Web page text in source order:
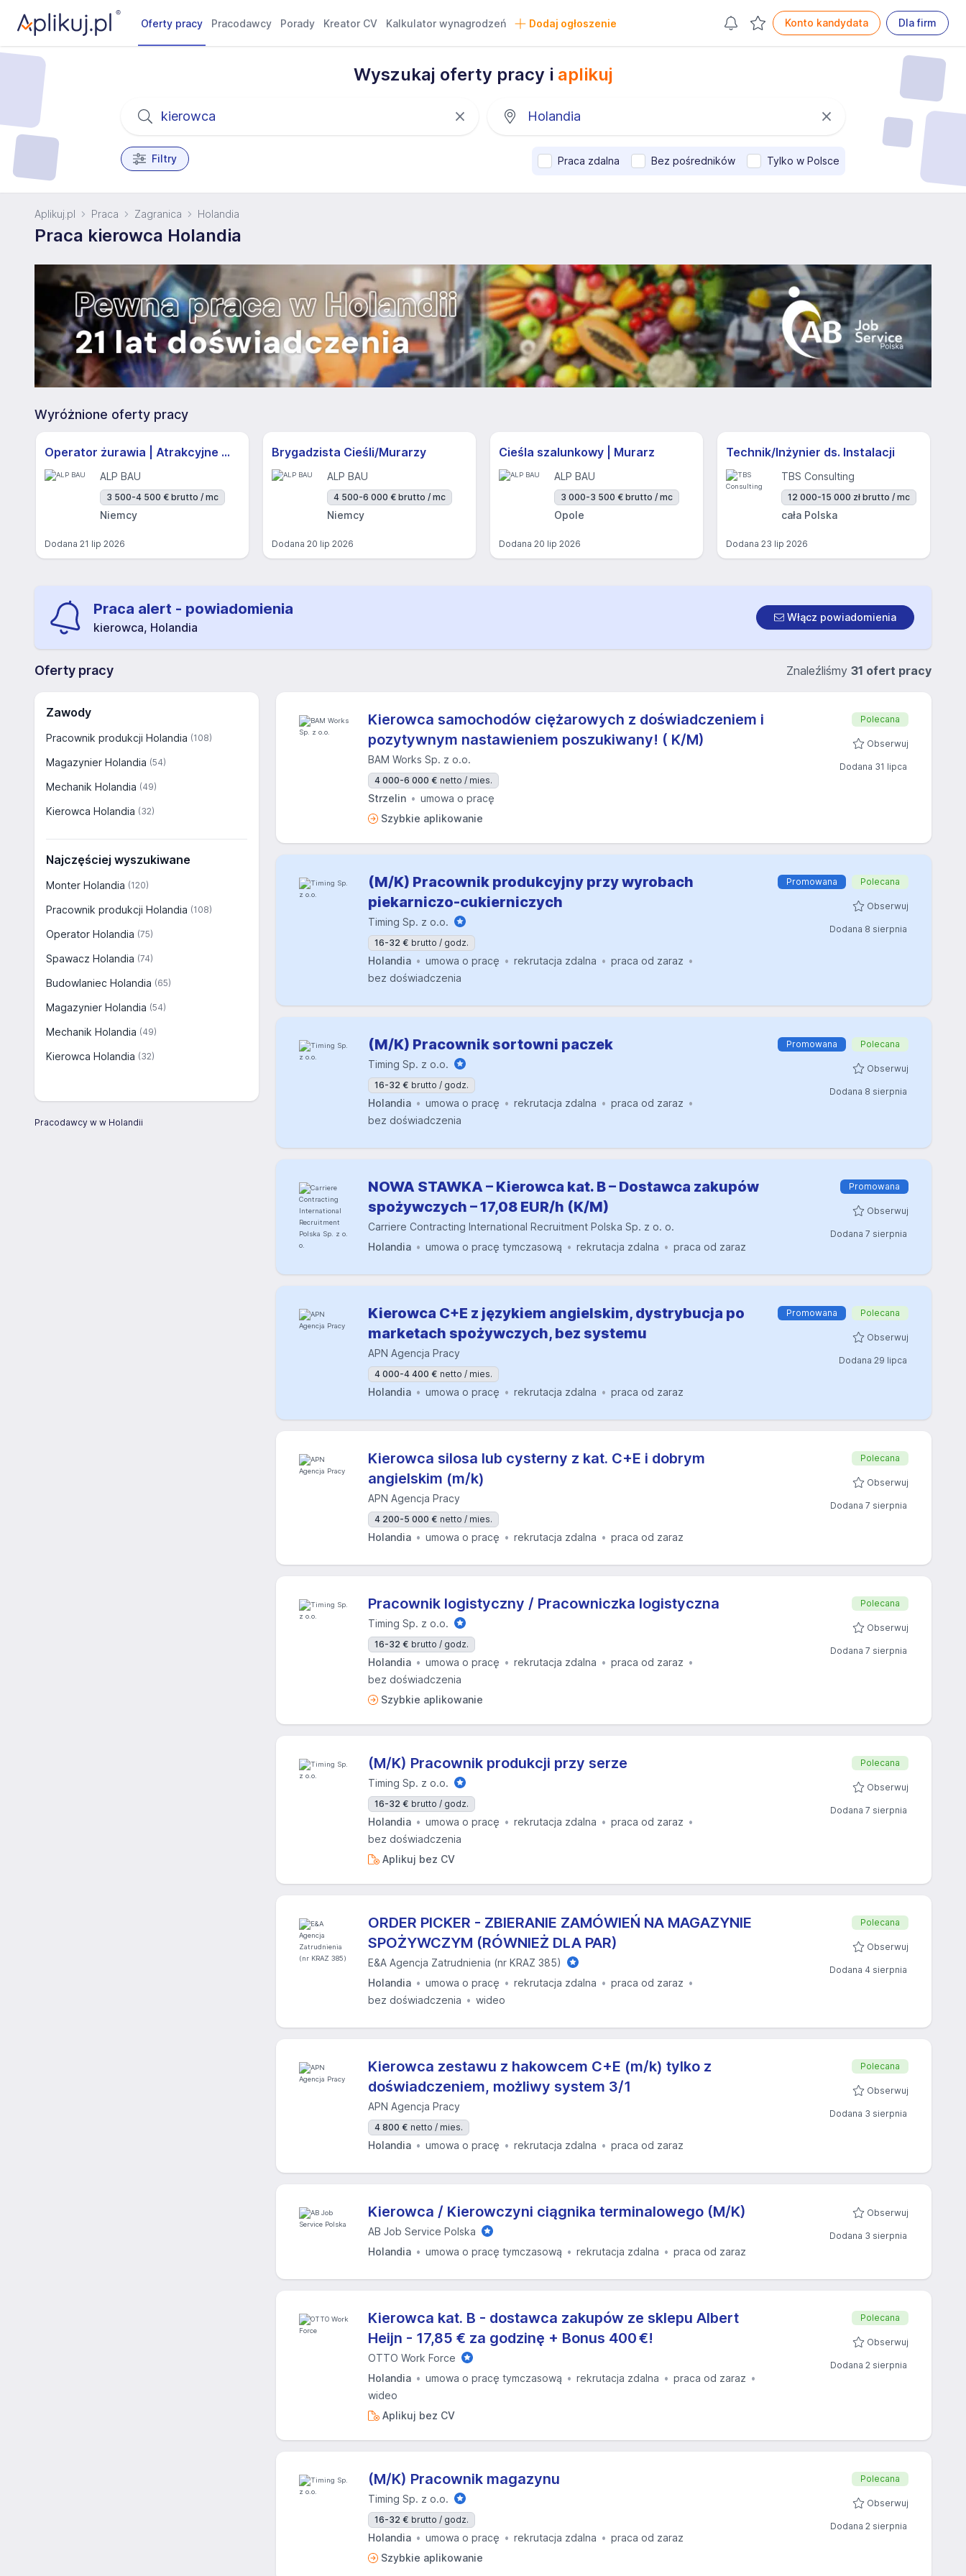
Oferty pracy Pracodawcy Porady Kreator CV Kalkulator wynagrodzeń Dodaj ogłoszenie Konto kandydata Dla firm
Wyszukaj oferty pracy i aplikuj
Filtry Praca zdalna Bez pośredników Tylko w Polsce
Aplikuj.pl Praca Zagranica Holandia
Praca kierowca Holandia
Wyróżnione oferty pracy
Operator żurawia | Atrakcyjne Warunki
ALP BAU
3 500-4 500 € brutto / mc
Niemcy
Dodana 21 lip 2026
Brygadzista Cieśli/Murarzy
ALP BAU
4 500-6 000 € brutto / mc
Niemcy
Dodana 20 lip 2026
Cieśla szalunkowy | Murarz
ALP BAU
3 000-3 500 € brutto / mc
Opole
Dodana 20 lip 2026
Technik/Inżynier ds. Instalacji
TBS Consulting
12 000-15 000 zł brutto / mc
cała Polska
Dodana 23 lip 2026
Praca alert - powiadomienia
kierowca, Holandia
Włącz powiadomienia
Oferty pracy Znaleźliśmy 31 ofert pracy
Zawody
Pracownik produkcji Holandia (108)
Magazynier Holandia (54)
Mechanik Holandia (49)
Kierowca Holandia (32)
Najczęściej wyszukiwane
Monter Holandia (120)
Pracownik produkcji Holandia (108)
Operator Holandia (75)
Spawacz Holandia (74)
Budowlaniec Holandia (65)
Magazynier Holandia (54)
Mechanik Holandia (49)
Kierowca Holandia (32)
Pracodawcy w w Holandii
Kierowca samochodów ciężarowych z doświadczeniem i
pozytywnym nastawieniem poszukiwany! ( K/M)
BAM Works Sp. z o.o.
4 000-6 000 € netto / mies.
Strzelin
umowa o pracę
Szybkie aplikowanie
Polecana
Obserwuj
Dodana 31 lipca
(M/K) Pracownik produkcyjny przy wyrobach
piekarniczo-cukierniczych
Timing Sp. z o.o.
16-32 € brutto / godz.
Holandia umowa o pracę rekrutacja zdalna
praca od zaraz
bez doświadczenia
Promowana Polecana
Obserwuj
Dodana 8 sierpnia
(M/K) Pracownik sortowni paczek
Timing Sp. z o.o.
16-32 € brutto / godz.
Holandia umowa o pracę rekrutacja zdalna
praca od zaraz
bez doświadczenia
Promowana Polecana
Obserwuj
Dodana 8 sierpnia
NOWA STAWKA – Kierowca kat. B – Dostawca zakupów
spożywczych – 17,08 EUR/h (K/M)
Carriere Contracting International Recruitment Polska Sp. z o. o.
Holandia
umowa o pracę tymczasową rekrutacja zdalna praca od zaraz
Promowana
Obserwuj
Dodana 7 sierpnia
Kierowca C+E z językiem angielskim, dystrybucja po
marketach spożywczych, bez systemu
APN Agencja Pracy
4 000-4 400 € netto / mies.
Holandia umowa o pracę rekrutacja zdalna praca od zaraz
Promowana Polecana
Obserwuj
Dodana 29 lipca
Kierowca silosa lub cysterny z kat. C+E i dobrym
angielskim (m/k)
APN Agencja Pracy
4 200-5 000 € netto / mies.
Holandia umowa o pracę rekrutacja zdalna praca od zaraz
Polecana
Obserwuj
Dodana 7 sierpnia
Pracownik logistyczny / Pracowniczka logistyczna
Timing Sp. z o.o.
16-32 € brutto / godz.
Holandia umowa o pracę rekrutacja zdalna
praca od zaraz
bez doświadczenia
Szybkie aplikowanie
Polecana
Obserwuj
Dodana 7 sierpnia
(M/K) Pracownik produkcji przy serze
Timing Sp. z o.o.
16-32 € brutto / godz.
Holandia umowa o pracę rekrutacja zdalna
praca od zaraz
bez doświadczenia
Aplikuj bez CV
Polecana
Obserwuj
Dodana 7 sierpnia
ORDER PICKER - ZBIERANIE ZAMÓWIEŃ NA MAGAZYNIE
SPOŻYWCZYM (RÓWNIEŻ DLA PAR)
E&A Agencja Zatrudnienia (nr KRAZ 385)
Holandia
umowa o pracę rekrutacja zdalna
praca od zaraz
bez doświadczenia
wideo
Polecana
Obserwuj
Dodana 4 sierpnia
Kierowca zestawu z hakowcem C+E (m/k) tylko z
doświadczeniem, możliwy system 3/1
APN Agencja Pracy
4 800 € netto / mies.
Holandia umowa o pracę rekrutacja zdalna praca od zaraz
Polecana
Obserwuj
Dodana 3 sierpnia
Kierowca / Kierowczyni ciągnika terminalowego (M/K)
AB Job Service Polska
Holandia
umowa o pracę tymczasową rekrutacja zdalna praca od zaraz
Obserwuj
Dodana 3 sierpnia
Kierowca kat. B - dostawca zakupów ze sklepu Albert
Heijn - 17,85 € za godzinę + Bonus 400 €!
OTTO Work Force
Holandia
umowa o pracę tymczasową rekrutacja zdalna
praca od zaraz
wideo
Aplikuj bez CV
Polecana
Obserwuj
Dodana 2 sierpnia
(M/K) Pracownik magazynu
Timing Sp. z o.o.
16-32 € brutto / godz.
Holandia umowa o pracę rekrutacja zdalna
praca od zaraz
Szybkie aplikowanie
Polecana
Obserwuj
Dodana 2 sierpnia